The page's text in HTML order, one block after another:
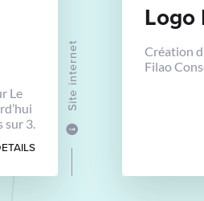
Site internet
Le
sur 3.
Logo
Création
Filao